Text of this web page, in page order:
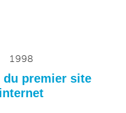
1998
du premier site
internet